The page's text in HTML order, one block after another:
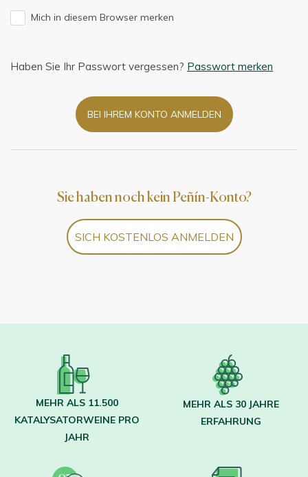
Mich in diesem Browser merken
Haben Sie Ihr Passwort vergessen? Passwort merken
BEI IHREM KONTO ANMELDEN
Sie haben noch kein Peñín-Konto?
SICH KOSTENLOS ANMELDEN
MEHR ALS 11.500
KATALYSATORWEINE PRO
JAHR
MEHR ALS 30 JAHRE
ERFAHRUNG